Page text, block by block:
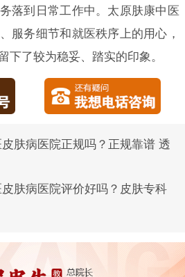
落到日常工作中。太原肤康中医
服务细节和就医秩序上的用心，
下了较为稳妥、踏实的印象。
肤病医院正规吗？正规靠谱 透
肤病医院评价好吗？皮肤专科